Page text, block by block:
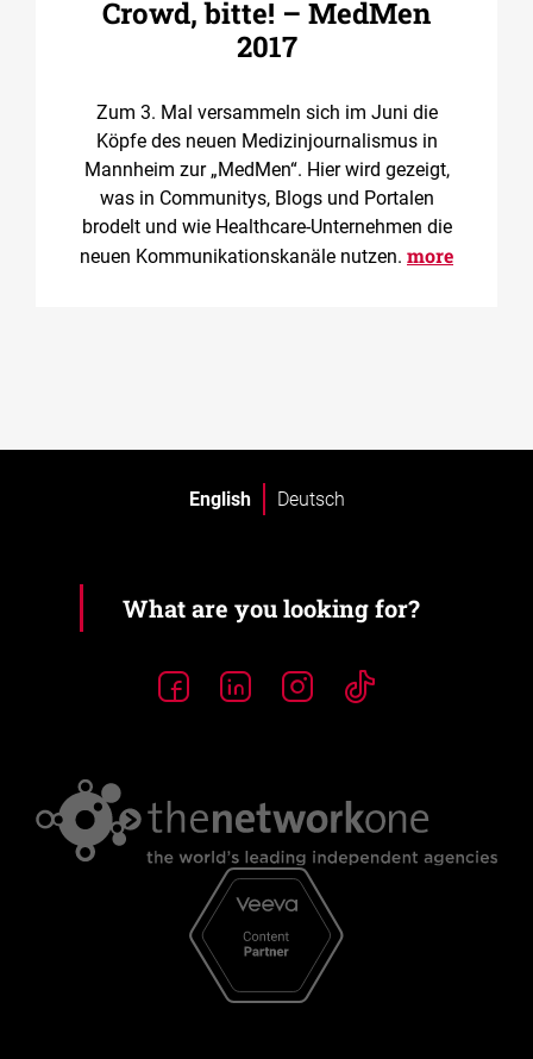
Crowd, bitte! – MedMen
2017
Zum 3. Mal versammeln sich im Juni die
Köpfe des neuen Medizinjournalismus in
Mannheim zur „MedMen“. Hier wird gezeigt,
was in Communitys, Blogs und Portalen
brodelt und wie Healthcare-Unternehmen die
neuen Kommunikationskanäle nutzen. more
English Deutsch